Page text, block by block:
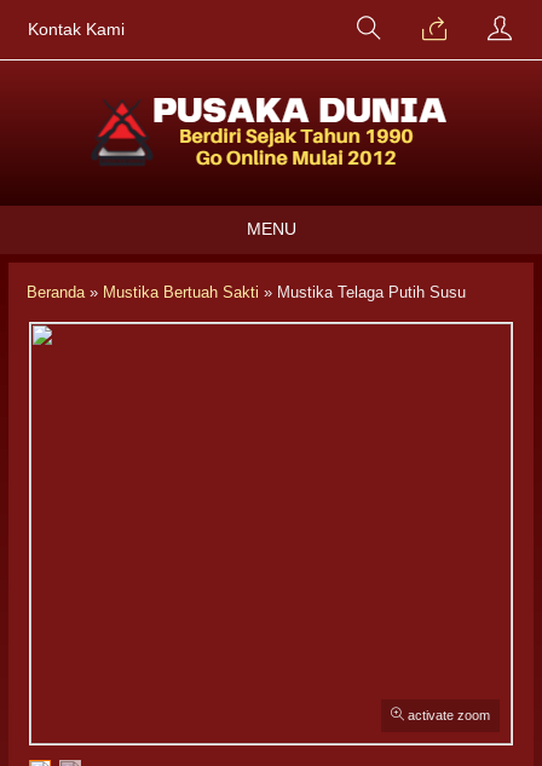
Kontak Kami
MENU
Beranda» Mustika Bertuah Sakti » Mustika Telaga Putih Susu
activate zoom